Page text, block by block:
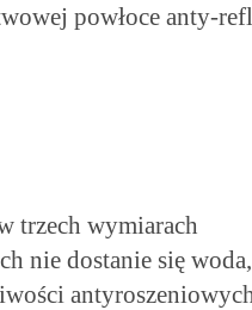
powłoce anty-
trzech wymiarach
nie dostanie się